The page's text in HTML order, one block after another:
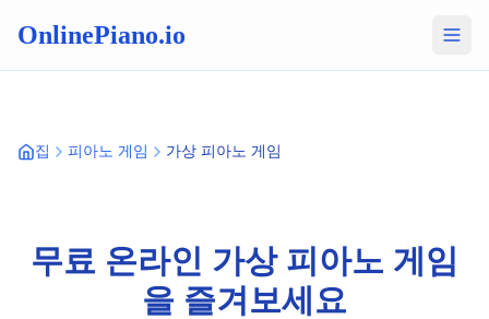
OnlinePiano.io
집 피아노 게임 가상 피아노 게임
무료 온라인 가상 피아노 게임
을 즐겨보세요